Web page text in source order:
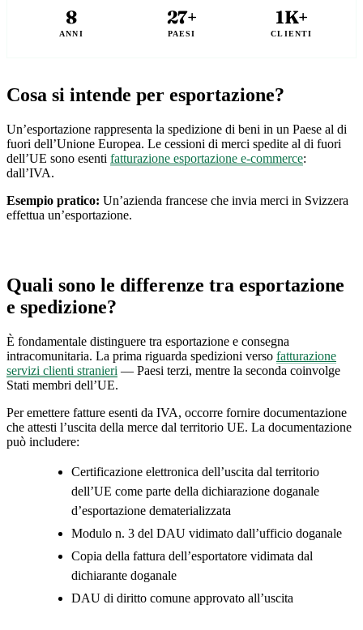
8
ANNI
27+
PAESI
1K+
CLIENTI
Cosa si intende per esportazione?
Un’esportazione rappresenta la spedizione di beni in un Paese al di
fuori dell’Unione Europea. Le cessioni di merci spedite al di fuori
dell’UE sono esenti fatturazione esportazione e-commerce:
dall’IVA.
Esempio pratico: Un’azienda francese che invia merci in Svizzera
effettua un’esportazione.
Quali sono le differenze tra esportazione
e spedizione?
È fondamentale distinguere tra esportazione e consegna
intracomunitaria. La prima riguarda spedizioni verso fatturazione
servizi clienti stranieri — Paesi terzi, mentre la seconda coinvolge
Stati membri dell’UE.
Per emettere fatture esenti da IVA, occorre fornire documentazione
che attesti l’uscita della merce dal territorio UE. La documentazione
può includere:
Certificazione elettronica dell’uscita dal territorio
dell’UE come parte della dichiarazione doganale
d’esportazione dematerializzata
Modulo n. 3 del DAU vidimato dall’ufficio doganale
Copia della fattura dell’esportatore vidimata dal
dichiarante doganale
DAU di diritto comune approvato all’uscita